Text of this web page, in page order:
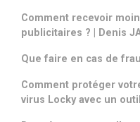
Comment recevoir
publicitaires ? | Denis
Que faire en cas de
Comment protéger
virus Locky avec un